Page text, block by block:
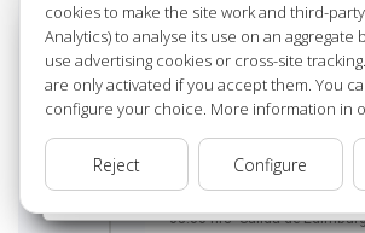
llegando a Edimburgo desde
noviembre hasta final del
debido a la corta duración de
problemas frecuentes de
08.00 hrs- Salida de
Wellcome to Europamundo
international site
Bienvenido a Europamundo
sitio internacional de:
USA(en) change/
cookies to make the site work and third-
Analytics) to analyse its use on an aggregate
use advertising cookies or cross-site
are only activated if you accept them. You
configure your choice. More information in
Reject Configure